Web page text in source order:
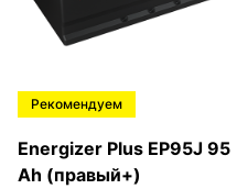
Рекомендуем
Energizer Plus EP95J 95
Ah (правый+)